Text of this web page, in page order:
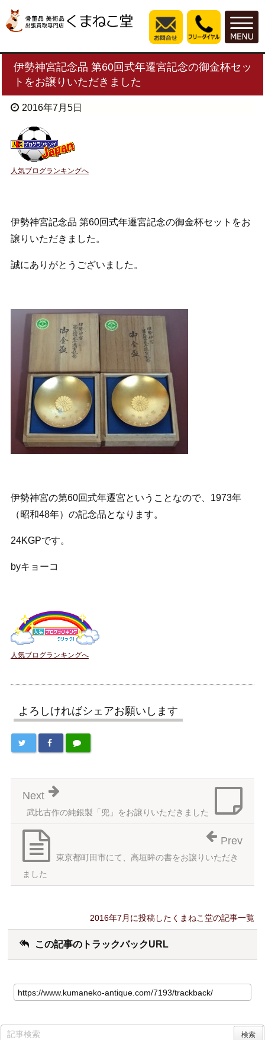
伊勢神宮記念品 第60回式年遷宮記念の御金杯セッ
トをお譲りいただきました
2016年7月5日
人気ブログランキングへ
伊勢神宮記念品 第60回式年遷宮記念の御金杯セットをお
譲りいただきました。
誠にありがとうございました。
伊勢神宮の第60回式年遷宮ということなので、1973年
（昭和48年）の記念品となります。
24KGPです。
byキョーコ
人気ブログランキングへ
よろしければシェアお願いします
武比古作の純銀製「兜」をお譲りいただきました
Next
東京都町田市にて、高垣眸の書をお譲りいただき
ました
Prev
2016年7月に投稿したくまねこ堂の記事一覧
この記事のトラックバックURL